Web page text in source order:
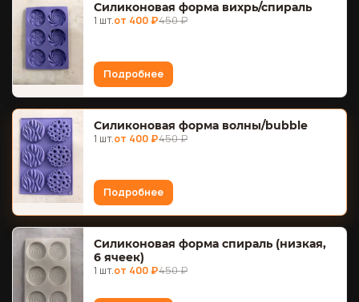
Силиконовая форма вихрь/спираль
1 шт.от 400 ₽450 ₽
Подробнее
Силиконовая форма волны/bubble
1 шт.от 400 ₽450 ₽
Подробнее
Силиконовая форма спираль (низкая,
6 ячеек)
1 шт.от 400 ₽450 ₽